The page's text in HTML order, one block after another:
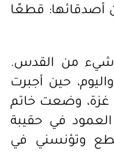
أصدقائها: قطعًا
شيء من القدس.
حين أجبرت
غزة، وضعت خاتم
في حقيبة
وتؤنسني في